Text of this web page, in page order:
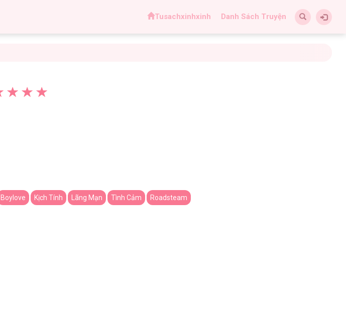
Tusachxinhxinh Danh Sách Truyện
Boylove Kịch Tính Lãng Mạn Tình Cảm Roadsteam